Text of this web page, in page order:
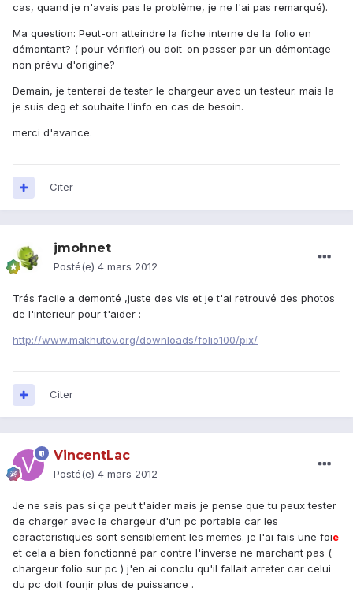
cas, quand je n'avais pas le problème, je ne l'ai pas remarqué).
Ma question: Peut-on atteindre la fiche interne de la folio en
démontant? ( pour vérifier) ou doit-on passer par un démontage
non prévu d'origine?
Demain, je tenterai de tester le chargeur avec un testeur. mais la
je suis deg et souhaite l'info en cas de besoin.
merci d'avance.
Citer
jmohnet
Posté(e) 4 mars 2012
Trés facile a demonté ,juste des vis et je t'ai retrouvé des photos
de l'interieur pour t'aider :
http://www.makhutov.org/downloads/folio100/pix/
Citer
VincentLac
Posté(e) 4 mars 2012
Je ne sais pas si ça peut t'aider mais je pense que tu peux tester
de charger avec le chargeur d'un pc portable car les
caracteristiques sont sensiblement les memes. je l'ai fais une foie
et cela a bien fonctionné par contre l'inverse ne marchant pas (
chargeur folio sur pc ) j'en ai conclu qu'il fallait arreter car celui
du pc doit fourjir plus de puissance .